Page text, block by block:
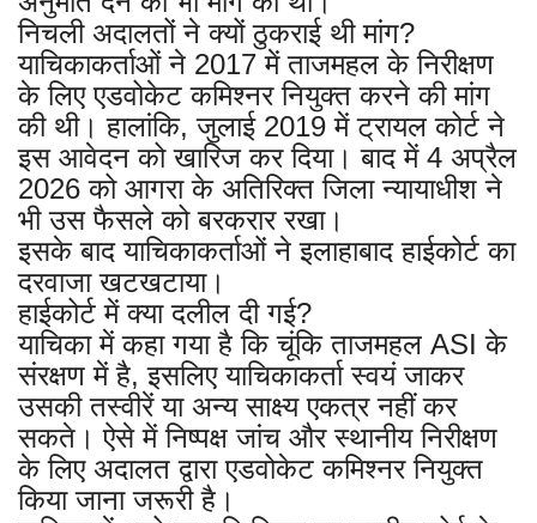
निचली अदालतों ने क्यों ठुकराई थी मांग?
याचिकाकर्ताओं ने 2017 में ताजमहल के निरीक्षण
के लिए एडवोकेट कमिश्नर नियुक्त करने की मांग
की थी। हालांकि, जुलाई 2019 में ट्रायल कोर्ट ने
इस आवेदन को खारिज कर दिया। बाद में 4 अप्रैल
2026 को आगरा के अतिरिक्त जिला न्यायाधीश ने
भी उस फैसले को बरकरार रखा।
इसके बाद याचिकाकर्ताओं ने इलाहाबाद हाईकोर्ट का
दरवाजा खटखटाया।
हाईकोर्ट में क्या दलील दी गई?
याचिका में कहा गया है कि चूंकि ताजमहल ASI के
संरक्षण में है, इसलिए याचिकाकर्ता स्वयं जाकर
उसकी तस्वीरें या अन्य साक्ष्य एकत्र नहीं कर
सकते। ऐसे में निष्पक्ष जांच और स्थानीय निरीक्षण
के लिए अदालत द्वारा एडवोकेट कमिश्नर नियुक्त
किया जाना जरूरी है।